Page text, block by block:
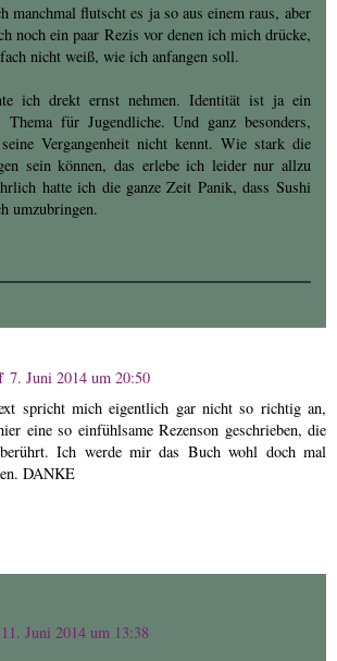
manchmal flutscht es ja so aus einem raus, aber
noch ein paar Rezis vor denen ich mich drücke,
nicht weiß, wie ich anfangen soll.
ich drekt ernst nehmen. Identität ist ja ein
Thema für Jugendliche. Und ganz besonders,
Vergangenheit nicht kennt. Wie stark die
sein können, das erlebe ich leider nur allzu
hatte ich die ganze Zeit Panik, dass Sushi
umzubringen.
7. Juni 2014 um 20:50
spricht mich eigentlich gar nicht so richtig an,
eine so einfühlsame Rezenson geschrieben, die
Ich werde mir das Buch wohl doch mal
DANKE
11. Juni 2014 um 13:38